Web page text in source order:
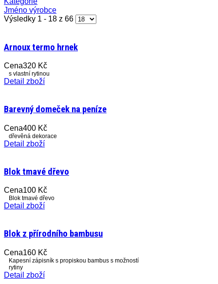
Jméno výrobce
Výsledky 1 - 18 z 66
Arnoux termo hrnek
Cena320 Kč
s vlastní rytinou
Detail zboží
Barevný domeček na peníze
Cena400 Kč
dřevěná dekorace
Detail zboží
Blok tmavé dřevo
Cena100 Kč
Blok tmavé dřevo
Detail zboží
Blok z přírodního bambusu
Cena160 Kč
Kapesní zápisník s propiskou bambus s možností
rytiny
Detail zboží